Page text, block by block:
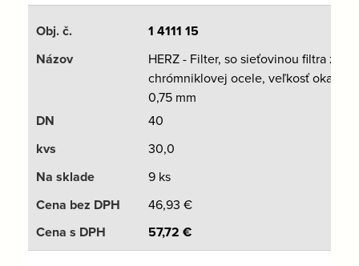
1 4111 15
HERZ - Filter, so sieťovinou filtra z
chrómniklovej ocele, veľkosť oka
0,75 mm
40
30,0
9 ks
46,93 €
57,72 €